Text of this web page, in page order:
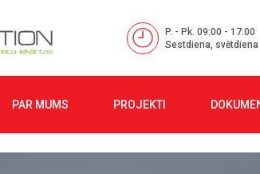
P. - Pk. 09:00 - 17:00
Sestdiena,
PAR MUMS PROJEKTI